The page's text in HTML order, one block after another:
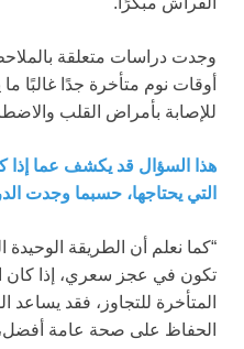
وجدت دراسات متعلقة
أوقات نوم متأخرة جدًا غالبًا
للإصابة بأمراض القلب
هذا السؤال قد يكشف عما
التي يحتاجها، حسبما وجدت
“كما نعلم أن الطريقة الوحيدة
تكون في عجز سعري، إذا كان
المتأخرة للتجاوز، فقد
الحفاظ على صحة عامة